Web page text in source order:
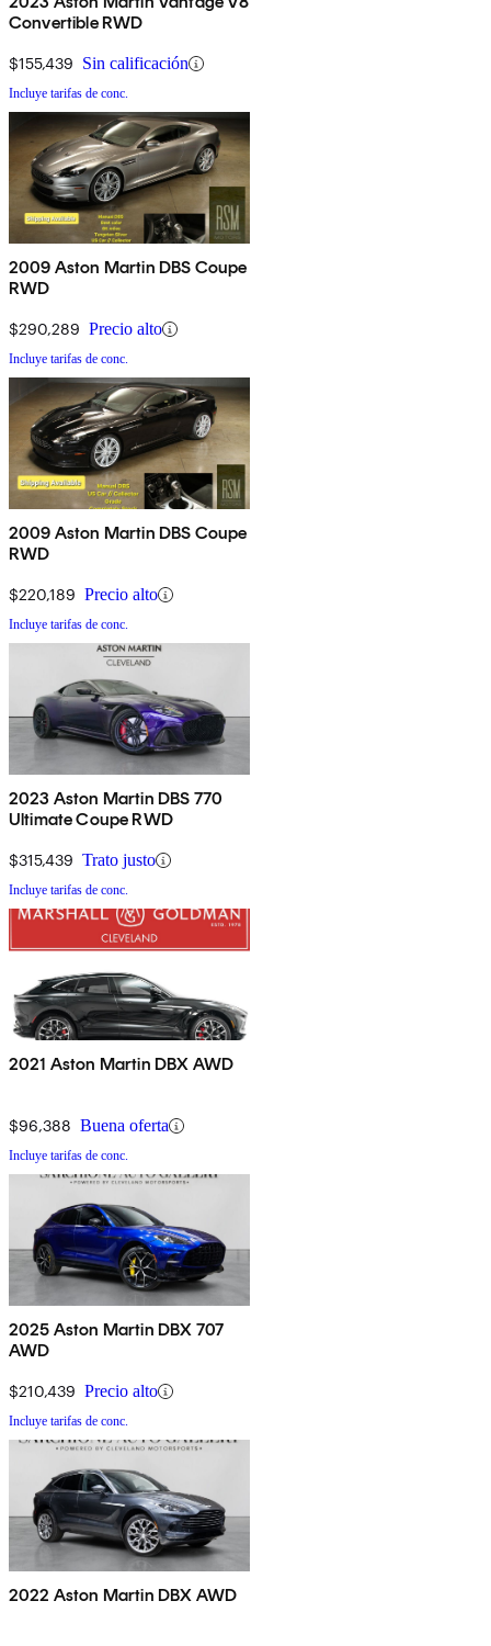
Convertible RWD
$155,439 Sin calificación
Incluye tarifas de conc.
2009 Aston Martin DBS Coupe
RWD
$290,289 Precio alto
Incluye tarifas de conc.
2009 Aston Martin DBS Coupe
RWD
$220,189 Precio alto
Incluye tarifas de conc.
2023 Aston Martin DBS 770
Ultimate Coupe RWD
$315,439 Trato justo
Incluye tarifas de conc.
2021 Aston Martin DBX AWD
$96,388 Buena oferta
Incluye tarifas de conc.
2025 Aston Martin DBX 707
AWD
$210,439 Precio alto
Incluye tarifas de conc.
2022 Aston Martin DBX AWD